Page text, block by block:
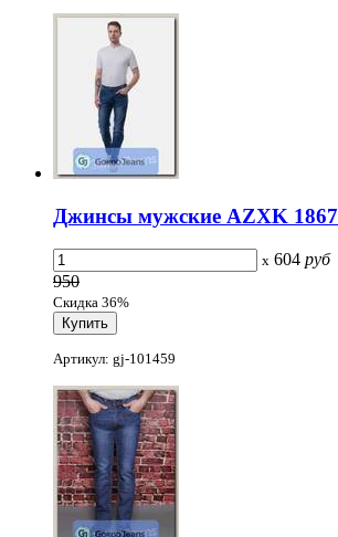
Джинсы мужские AZXK 1867
x 604 руб
950
Скидка 36%
Артикул: gj-101459